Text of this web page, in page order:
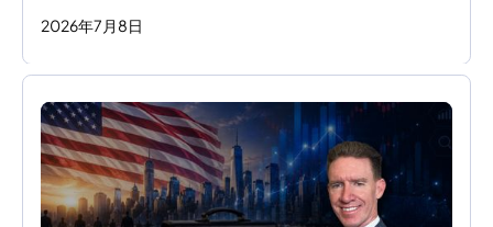
2026年7 月 8日